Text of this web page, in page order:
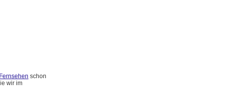
schon
wir im